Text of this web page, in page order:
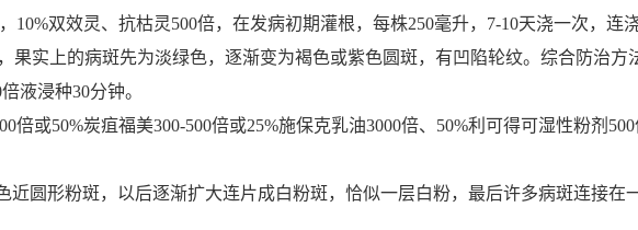
双效灵、抗枯灵500倍，在发病初期灌根，每株250毫升，7-10天浇一次，连浇
实上的病斑先为淡绿色，逐渐变为褐色或紫色圆斑，有凹陷轮纹。综合防治方
液浸种30分钟。
50%炭疽福美300-500倍或25%施保克乳油3000倍、50%利可得可湿性粉剂
圆形粉斑，以后逐渐扩大连片成白粉斑，恰似一层白粉，最后许多病斑连接在